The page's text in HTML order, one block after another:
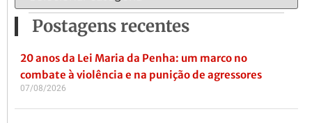
Postagens recentes
20 anos da Lei Maria da Penha: um marco no
combate à violência e na punição de agressores
07/08/2026